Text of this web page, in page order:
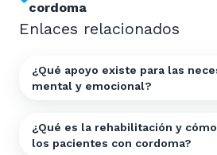
cordoma
Enlaces relacionados
¿Qué apoyo existe para las
mental y emocional?
¿Qué es la rehabilitación y
los pacientes con cordoma?